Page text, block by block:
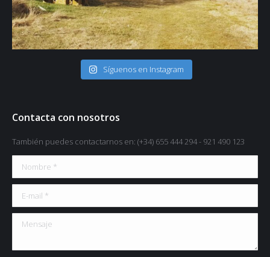
#naturalezaviva #naturaleza #descanso #relax #paisajes" aria-
Síguenos en Instagram
Contacta con nosotros
También puedes contactarnos en: (+34) 655 444 294 - 921 490 123
Nombre *
E-mail *
Mensaje